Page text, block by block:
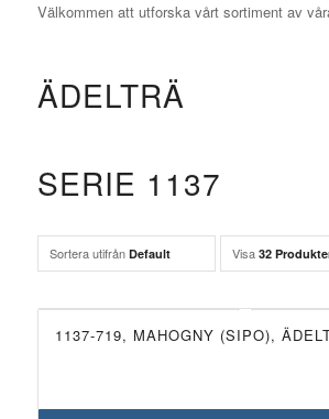
Välkommen att utforska vårt sortiment av
ÄDELTRÄ
SERIE 1137
Sortera utifrån Default Visa 32
1137-719, MAHOGNY (SIPO),